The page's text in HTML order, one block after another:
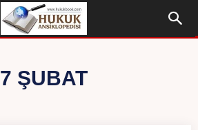
7 ŞUBAT